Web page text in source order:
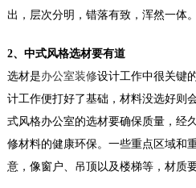
出，层次分明，错落有致，浑然一体。
2、中式风格选材要有道
选材是办公室装修设计工作中很关键
计工作便打好了基础，材料没选好则
式风格办公室的选材要确保质量，经
修材料的健康环保。一些重点区域和
意，像窗户、吊顶以及楼梯等，材质
电子厂房装修案例